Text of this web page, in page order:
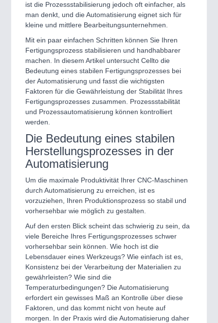
ist die Prozessstabilisierung jedoch oft einfacher, als
man denkt, und die Automatisierung eignet sich für
kleine und mittlere Bearbeitungsunternehmen.
Mit ein paar einfachen Schritten können Sie Ihren
Fertigungsprozess stabilisieren und handhabbarer
machen. In diesem Artikel untersucht Cellto die
Bedeutung eines stabilen Fertigungsprozesses bei
der Automatisierung und fasst die wichtigsten
Faktoren für die Gewährleistung der Stabilität Ihres
Fertigungsprozesses zusammen. Prozessstabilität
und Prozessautomatisierung können kontrolliert
werden.
Die Bedeutung eines stabilen
Herstellungsprozesses in der
Automatisierung
Um die maximale Produktivität Ihrer CNC-Maschinen
durch Automatisierung zu erreichen, ist es
vorzuziehen, Ihren Produktionsprozess so stabil und
vorhersehbar wie möglich zu gestalten.
Auf den ersten Blick scheint das schwierig zu sein, da
viele Bereiche Ihres Fertigungsprozesses schwer
vorhersehbar sein können. Wie hoch ist die
Lebensdauer eines Werkzeugs? Wie einfach ist es,
Konsistenz bei der Verarbeitung der Materialien zu
gewährleisten? Wie sind die
Temperaturbedingungen? Die Automatisierung
erfordert ein gewisses Maß an Kontrolle über diese
Faktoren, und das kommt nicht von heute auf
morgen. In der Praxis wird die Automatisierung daher